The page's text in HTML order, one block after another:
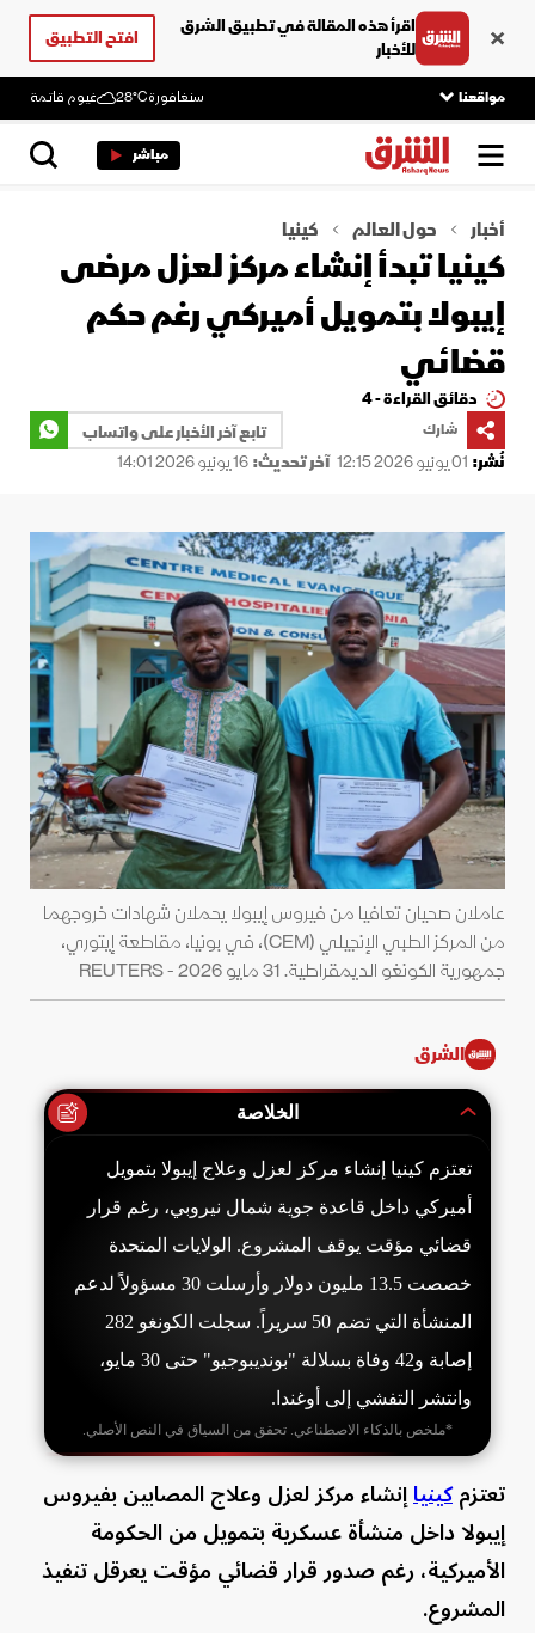
اقرأ هذه المقالة في تطبيق الشرق
للأخبار
افتح التطبيق
مواقعنا سنغافورة28°C غيوم قاتمة
مباشر
أخبار حول العالم كينيا
كينيا تبدأ إنشاء مركز لعزل مرضى
إيبولا بتمويل أميركي رغم حكم
قضائي
دقائق القراءة - 4
شارك
تابع آخر الأخبار على واتساب
نُشر: 01 يونيو 2026 12:15 آخر تحديث:16 يونيو 2026 14:01
عاملان صحيان تعافيا من فيروس إيبولا يحملان شهادات خروجهما
من المركز الطبي الإنجيلي (CEM)، في بونيا، مقاطعة إيتوري،
جمهورية الكونغو الديمقراطية. 31 مايو 2026 - REUTERS
الشرق
الخلاصة
تعتزم كينيا إنشاء مركز لعزل وعلاج إيبولا بتمويل
أميركي داخل قاعدة جوية شمال نيروبي، رغم قرار
قضائي مؤقت يوقف المشروع. الولايات المتحدة
خصصت 13.5 مليون دولار وأرسلت 30 مسؤولاً لدعم
المنشأة التي تضم 50 سريراً. سجلت الكونغو 282
إصابة و42 وفاة بسلالة "بونديبوجيو" حتى 30 مايو،
وانتشر التفشي إلى أوغندا.
*ملخص بالذكاء الاصطناعي. تحقق من السياق في النص الأصلي.
تعتزمكينياإنشاء مركز لعزل وعلاج المصابين بفيروس
إيبولا داخل منشأة عسكرية بتمويل من الحكومة
الأميركية، رغم صدور قرار قضائي مؤقت يعرقل تنفيذ
المشروع.